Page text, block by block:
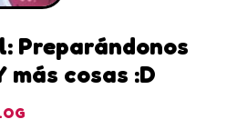
cosas :D